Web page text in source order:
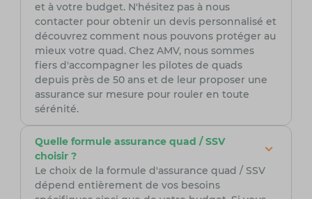
et à votre budget. N'hésitez pas à nous
contacter pour obtenir un devis personnalisé et
découvrez comment nous pouvons protéger au
mieux votre quad. Chez AMV, nous sommes
fiers d'accompagner les pilotes de quads
depuis près de 50 ans et de leur proposer une
assurance sur mesure pour rouler en toute
sérénité.
Quelle formule assurance quad / SSV
choisir ?
Le choix de la formule d'assurance quad / SSV
dépend entièrement de vos besoins